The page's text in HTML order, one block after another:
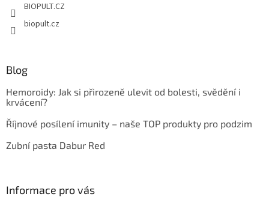
BIOPULT.CZ
biopult.cz
Blog
Hemoroidy: Jak si přirozeně ulevit od bolesti, svědění i
krvácení?
Říjnové posílení imunity – naše TOP produkty pro podzim
Zubní pasta Dabur Red
Informace pro vás